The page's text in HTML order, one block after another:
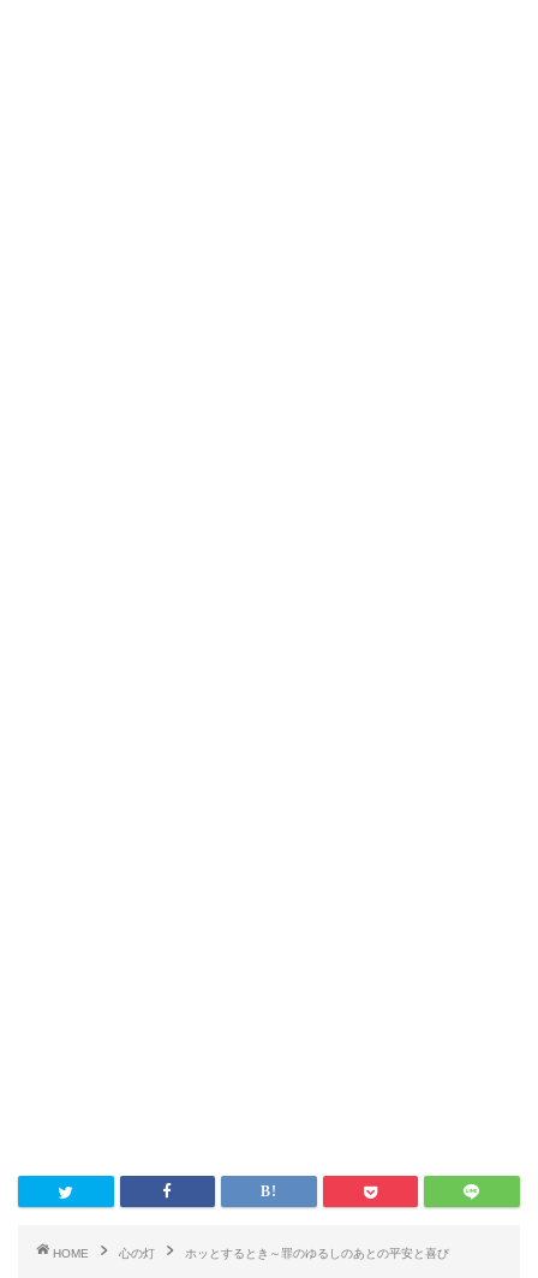
HOME 心の灯 ホッとするとき～罪のゆるしのあとの平安と喜び